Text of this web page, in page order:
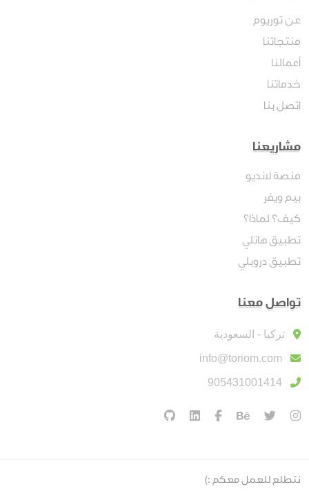
عن توريوم
منتجاتنا
أعمالنا
خدماتنا
اتصل بنا
مشاريعنا
منصة لانديو
بيم ويفر
كيف؟ لماذا؟
تطبيق هاتلي
تطبيق دروبلي
تواصل معنا
تركيا - السعودية
info@toriom.com
905431001414
نتطلع للعمل معكم :)